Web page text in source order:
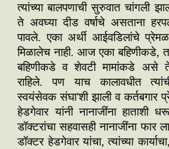
त्यांच्या बालपणाची सुरुवात चांगली
ते अवघ्या दीड वर्षाचे असताना
पावले. एका अर्थी आईवडिलांचे प्रेमळ
मिळालेच नाही. आज एका बहिणीकडे, तर
बहिणीकडे व शेवटी मामांकडे असे ते
राहिले. पण याच कालावधीत
स्वयंसेवक संघा'शी झाली व कर्तबगार
हेडगेवार यांनी नानाजींना
डॉक्टरांचा सहवासही नानाजींना फार
डॉक्टर हेडगेवार यांचा, त्यांच्या